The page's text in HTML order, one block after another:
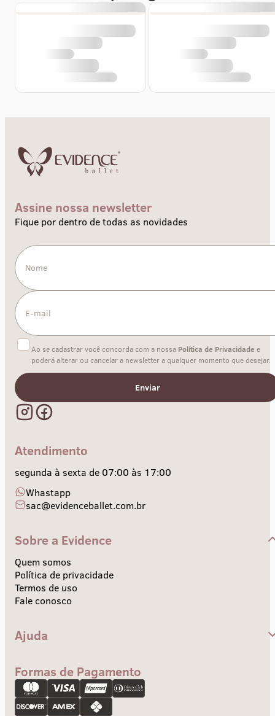
Assine nossa newsletter
Fique por dentro de todas as novidades
Ao se cadastrar você concorda com a nossa Política de Privacidade e
poderá alterar ou cancelar a newsletter a qualquer momento que desejar.
Enviar
Atendimento
segunda à sexta de 07:00 às 17:00
Whastapp
sac@evidenceballet.com.br
Sobre a Evidence
Quem somos
Política de privacidade
Termos de uso
Fale conosco
Ajuda
Troca e devolução
Pagamento
Formas de Pagamento